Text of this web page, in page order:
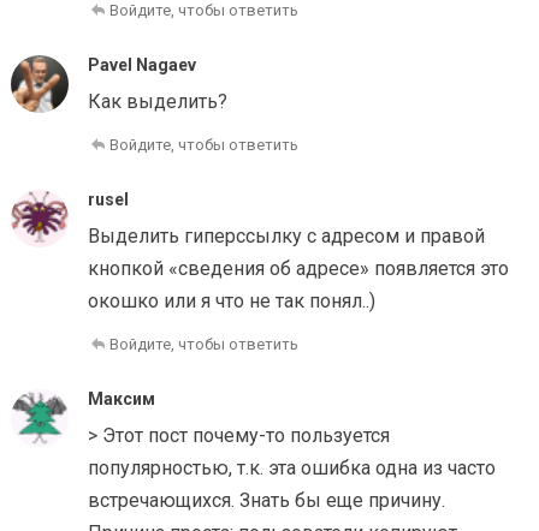
Войдите, чтобы ответить
Pavel Nagaev
Как выделить?
Войдите, чтобы ответить
rusel
Выделить гиперссылку с адресом и правой
кнопкой «сведения об адресе» появляется это
окошко или я что не так понял..)
Войдите, чтобы ответить
Максим
> Этот пост почему-то пользуется
популярностью, т.к. эта ошибка одна из часто
встречающихся. Знать бы еще причину.